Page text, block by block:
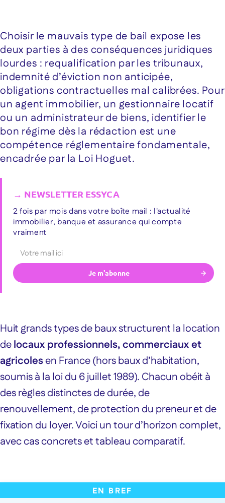
Choisir le mauvais type de bail expose les
deux parties à des conséquences juridiques
lourdes : requalification par les tribunaux,
indemnité d’éviction non anticipée,
obligations contractuelles mal calibrées. Pour
un agent immobilier, un gestionnaire locatif
ou un administrateur de biens, identifier le
bon régime dès la rédaction est une
compétence réglementaire fondamentale,
encadrée par la Loi Hoguet.
2 fois par mois dans votre boîte mail : l'actualité
immobilier, banque et assurance qui compte
vraiment
Huit grands types de baux structurent la location
delocaux professionnels, commerciaux et
agricolesen France (hors baux d’habitation,
soumis à la loi du 6 juillet 1989). Chacun obéit à
des règles distinctes de durée, de
renouvellement, de protection du preneur et de
fixation du loyer. Voici un tour d’horizon complet,
avec cas concrets et tableau comparatif.